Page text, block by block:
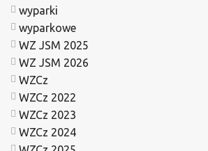
wyparki
wyparkowe
WZ JSM 2025
WZ JSM 2026
WZCz
WZCz 2022
WZCz 2023
WZCz 2024